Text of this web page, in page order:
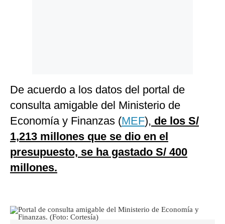
De acuerdo a los datos del portal de
consulta amigable del Ministerio de
Economía y Finanzas (MEF), de los S/
1,213 millones que se dio en el
presupuesto, se ha gastado S/ 400
millones.